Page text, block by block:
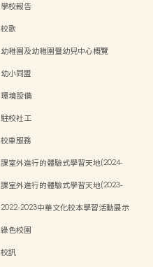
學校報告
校歌
幼稚園及幼稚園暨幼兒中心概覽
幼小同盟
環境設備
駐校社工
校車服務
課室外進行的體驗式學習天地(2024-
課室外進行的體驗式學習天地(2023-
2022-2023中華文化校本學習活動展示
綠色校園
校訊